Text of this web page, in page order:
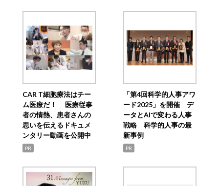
CAR T細胞療法はチー
ム医療だ！ 医療従事
者の情熱、患者さんの
思いを伝えるドキュメ
ンタリー動画を公開中
PR
「第4回科学的人事アワ
ード2025」を開催 デ
ータとAIで変わる人事
戦略 科学的人事の最
新事例
PR